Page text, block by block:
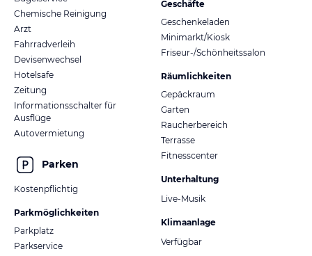
Chemische Reinigung
Arzt
Fahrradverleih
Devisenwechsel
Hotelsafe
Zeitung
Informationsschalter für
Ausflüge
Autovermietung
Parken
Kostenpflichtig
Parkmöglichkeiten
Parkplatz
Parkservice
Geschäfte
Geschenkeladen
Minimarkt/Kiosk
Friseur-/Schönheitssalon
Räumlichkeiten
Gepäckraum
Garten
Raucherbereich
Terrasse
Fitnesscenter
Unterhaltung
Live-Musik
Klimaanlage
Verfügbar